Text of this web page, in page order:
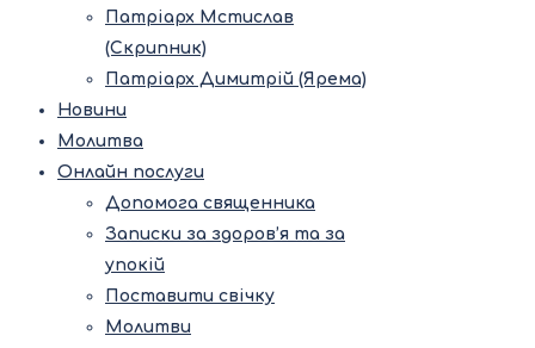
Патріарх Мстислав
(Скрипник)
Патріарх Димитрій (Ярема)
Новини
Молитва
Онлайн послуги
Допомога священника
Записки за здоров’я та за
упокій
Поставити свічку
Молитви